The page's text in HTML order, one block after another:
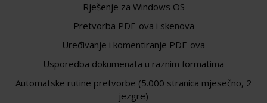
Rješenje za Windows OS
Pretvorba PDF-ova i skenova
Uređivanje i komentiranje PDF-ova
Usporedba dokumenata u raznim formatima
Automatske rutine pretvorbe (5.000 stranica mjesečno, 2
jezgre)